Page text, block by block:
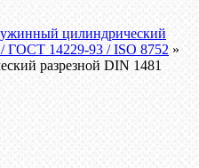
цилиндрический
/ ГОСТ 14229-93 / ISO 8752 »
разрезной DIN 1481